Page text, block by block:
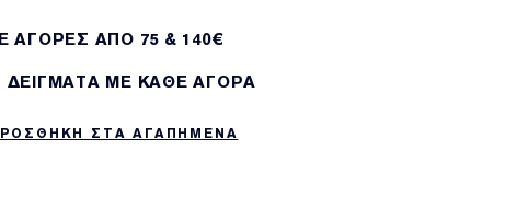
ΑΓΟΡΕΣ ΑΠΌ 75 & 140€
ΜΕ ΚΑΘΕ ΑΓΟΡΑ
ΣΤΑ ΑΓΑΠΗΜΕΝΑ